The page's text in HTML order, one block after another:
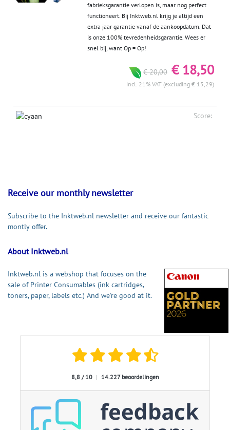
fabrieksgarantie verlopen is, maar nog perfect
functioneert. Bij Inktweb.nl krijg je altijd een
extra jaar garantie vanaf de aankoopdatum. Dat
is onze 100% tevredenheidsgarantie. Wees er
snel bij, want Op = Op!
€ 20,00 € 18,50
incl. 21% VAT (excluding € 15,29)
Score:
Receive our monthly newsletter
Subscribe to the Inktweb.nl newsletter and receive our fantastic
montly offer.
About Inktweb.nl
Inktweb.nl is a webshop that focuses on the
sale of Printer Consumables (ink cartridges,
toners, paper, labels etc.) And we're good at it.
8,8 / 10 | 14.227 beoordelingen